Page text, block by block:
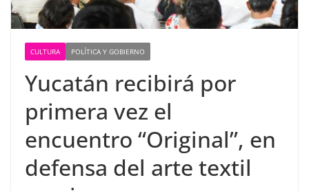
CULTURA POLÍTICA Y GOBIERNO
Yucatán recibirá por
primera vez el
encuentro “Original”, en
defensa del arte textil